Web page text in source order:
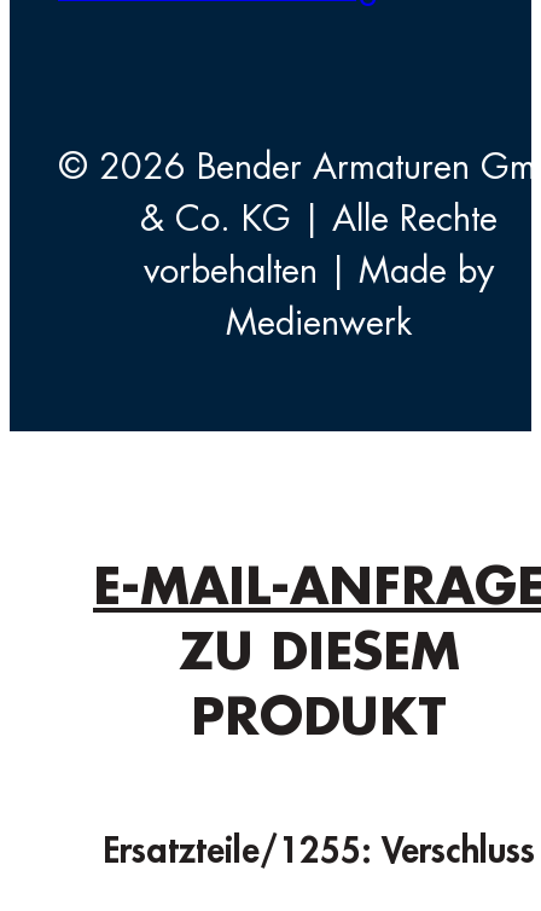
© 2026 Bender Armaturen
& Co. KG | Alle Rechte
vorbehalten | Made by
Medienwerk
E-MAIL-
ZU DIESEM
PRODUKT
Ersatzteile/1255: Verschluss